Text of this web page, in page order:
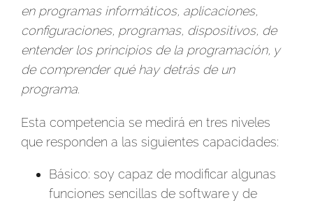
en programas informáticos, aplicaciones,
configuraciones, programas, dispositivos, de
entender los principios de la programación, y
de comprender qué hay detrás de un
programa.
Esta competencia se medirá en tres niveles
que responden a las siguientes capacidades:
Básico: soy capaz de modificar algunas
funciones sencillas de software y de